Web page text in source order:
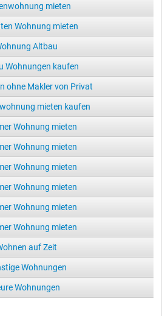
mieten
Wohnung mieten
Altbau
Wohnungen kaufen
ohne Makler von Privat
mieten kaufen
Wohnung mieten
Wohnung mieten
Wohnung mieten
Wohnung mieten
Wohnung mieten
Wohnung mieten
auf Zeit
Wohnungen
Wohnungen